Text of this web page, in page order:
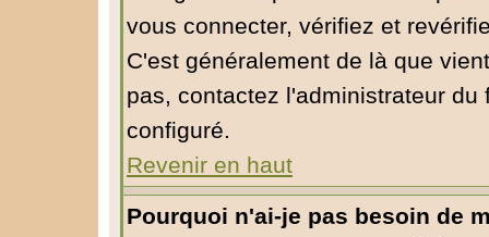
vous connecter, vérifiez et
C'est généralement de là que
pas, contactez l'administrateur
configuré.
Revenir en haut
Pourquoi n'ai-je pas besoin de